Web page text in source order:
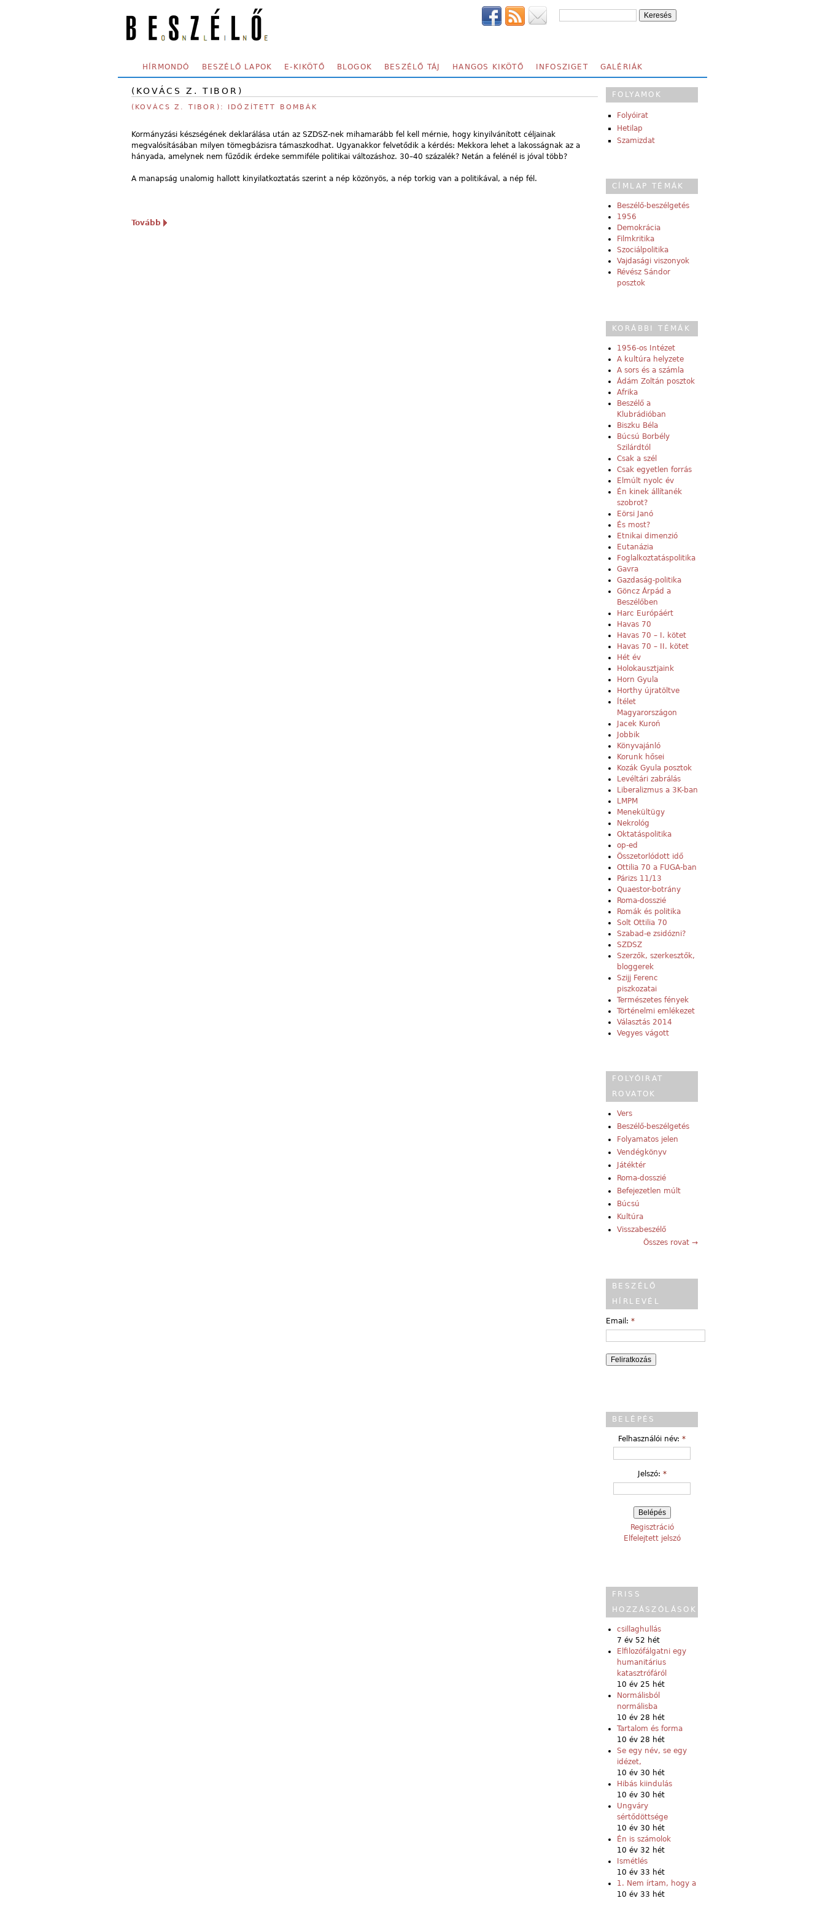
SECONDARY MENU
HÍRMONDÓ BESZÉLŐ LAPOK E-KIKÖTŐ BLOGOK BESZÉLŐ TÁJ HANGOS KIKÖTŐ INFOSZIGET GALÉRIÁK
(KOVÁCS Z. TIBOR)
(KOVÁCS Z. TIBOR): IDŐZÍTETT BOMBÁK
Kormányzási készségének deklarálása után az SZDSZ-nek mihamarább fel kell mérnie, hogy kinyilvánított céljainak
megvalósításában milyen tömegbázisra támaszkodhat. Ugyanakkor felvetődik a kérdés: Mekkora lehet a lakosságnak az a
hányada, amelynek nem fűződik érdeke semmiféle politikai változáshoz. 30–40 százalék? Netán a felénél is jóval több?
A manapság unalomig hallott kinyilatkoztatás szerint a nép közönyös, a nép torkig van a politikával, a nép fél.
Tovább
FOLYAMOK
Folyóirat
Hetilap
Szamizdat
CÍMLAP TÉMÁK
Beszélő-beszélgetés
1956
Demokrácia
Filmkritika
Szociálpolitika
Vajdasági viszonyok
Révész Sándor
posztok
KORÁBBI TÉMÁK
1956-os Intézet
A kultúra helyzete
A sors és a számla
Ádám Zoltán posztok
Afrika
Beszélő a
Klubrádióban
Biszku Béla
Búcsú Borbély
Szilárdtól
Csak a szél
Csak egyetlen forrás
Elmúlt nyolc év
Én kinek állítanék
szobrot?
Eörsi Janó
És most?
Etnikai dimenzió
Eutanázia
Foglalkoztatáspolitika
Gavra
Gazdaság-politika
Göncz Árpád a
Beszélőben
Harc Európáért
Havas 70
Havas 70 – I. kötet
Havas 70 – II. kötet
Hét év
Holokausztjaink
Horn Gyula
Horthy újratöltve
Ítélet
Magyarországon
Jacek Kuroń
Jobbik
Könyvajánló
Korunk hősei
Kozák Gyula posztok
Levéltári zabrálás
Liberalizmus a 3K-ban
LMPM
Menekültügy
Nekrológ
Oktatáspolitika
op-ed
Összetorlódott idő
Ottilia 70 a FUGA-ban
Párizs 11/13
Quaestor-botrány
Roma-dosszié
Romák és politika
Solt Ottilia 70
Szabad-e zsidózni?
SZDSZ
Szerzők, szerkesztők,
bloggerek
Szijj Ferenc
piszkozatai
Természetes fények
Történelmi emlékezet
Választás 2014
Vegyes vágott
FOLYÓIRAT
ROVATOK
Vers
Beszélő-beszélgetés
Folyamatos jelen
Vendégkönyv
Játéktér
Roma-dosszié
Befejezetlen múlt
Búcsú
Kultúra
Visszabeszélő
Összes rovat →
BESZÉLŐ
HÍRLEVÉL
Email: *
BELÉPÉS
Felhasználói név: *
Jelszó: *
Regisztráció
Elfelejtett jelszó
FRISS
HOZZÁSZÓLÁSOK
csillaghullás
7 év 52 hét
Elfilozófálgatni egy
humanitárius
katasztrófáról
10 év 25 hét
Normálisból
normálisba
10 év 28 hét
Tartalom és forma
10 év 28 hét
Se egy név, se egy
idézet,
10 év 30 hét
Hibás kiindulás
10 év 30 hét
Ungváry
sértődöttsége
10 év 30 hét
Én is számolok
10 év 32 hét
Ismétlés
10 év 33 hét
1. Nem írtam, hogy a
10 év 33 hét